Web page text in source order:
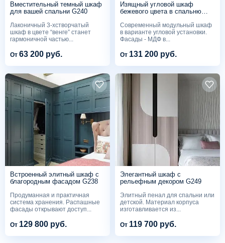
Вместительный темный шкаф
для вашей спальни G240
Лаконичный 3-хстворчатый
шкаф в цвете “венге” станет
гармоничной частью...
От 63 200 руб.
Изящный угловой шкаф
бежевого цвета в спальню
Современный модульный шкаф
в варианте угловой установки.
Фасады - МДФ в...
От 131 200 руб.
Встроенный элитный шкаф с
благородным фасадом G238
Продуманная и практичная
система хранения. Распашные
фасады открывают доступ...
От 129 800 руб.
Элегантный шкаф с
рельефным декором G249
Элитный пенал для спальни или
детской. Материал корпуса
изготавливается из...
От 119 700 руб.